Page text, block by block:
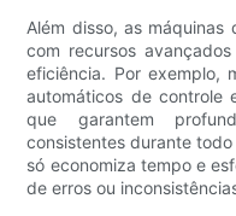
Além disso, as
com recursos
eficiência. Por exemplo,
automáticos de controle
que garantem
consistentes durante
só economiza tempo e
de erros ou